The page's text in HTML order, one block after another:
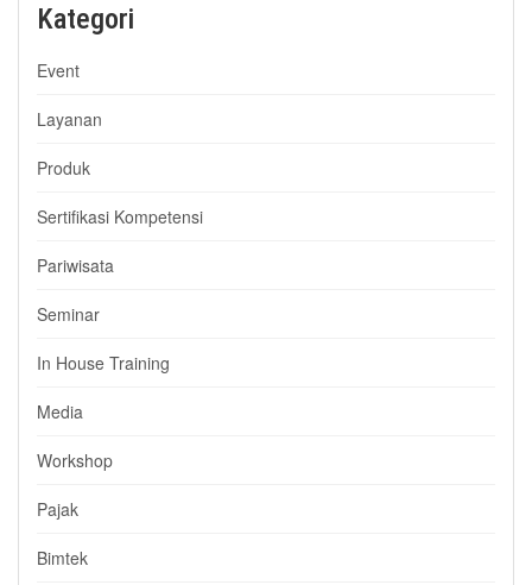
Kategori
Event
Layanan
Produk
Sertifikasi Kompetensi
Pariwisata
Seminar
In House Training
Media
Workshop
Pajak
Bimtek